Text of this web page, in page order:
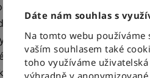
Dáte nám souhlas s
Na tomto webu
vaším souhlasem také
toho využíváme
výhradně v
a kabelky?
teniskám a batohu?
vaše práce?
čase a jaké oblečení k tomu
sport?